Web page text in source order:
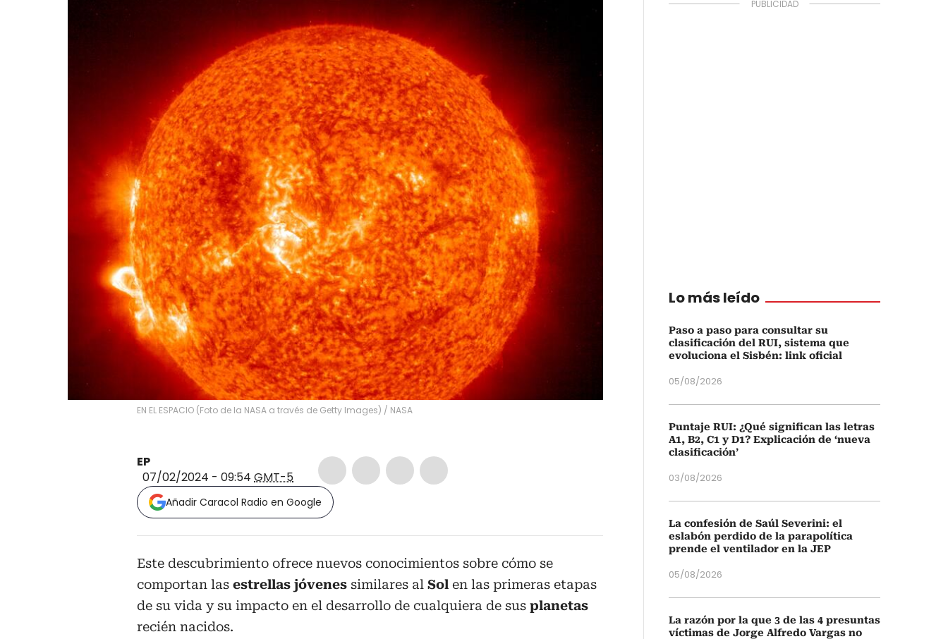
EN EL ESPACIO (Foto de la NASA a través de Getty Images) / NASA
EP
07/02/2024 - 09:54 GMT-5
Añadir Caracol Radio en Google
Este descubrimiento ofrece nuevos conocimientos sobre cómo se
comportan las estrellas jóvenes similares al Sol en las primeras etapas
de su vida y su impacto en el desarrollo de cualquiera de sus planetas
recién nacidos.
Lo más leído
Paso a paso para consultar su
clasificación del RUI, sistema que
evoluciona el Sisbén: link oficial
05/08/2026
Puntaje RUI: ¿Qué significan las letras
A1, B2, C1 y D1? Explicación de ‘nueva
clasificación’
03/08/2026
La confesión de Saúl Severini: el
eslabón perdido de la parapolítica
prende el ventilador en la JEP
05/08/2026
La razón por la que 3 de las 4 presuntas
víctimas de Jorge Alfredo Vargas no